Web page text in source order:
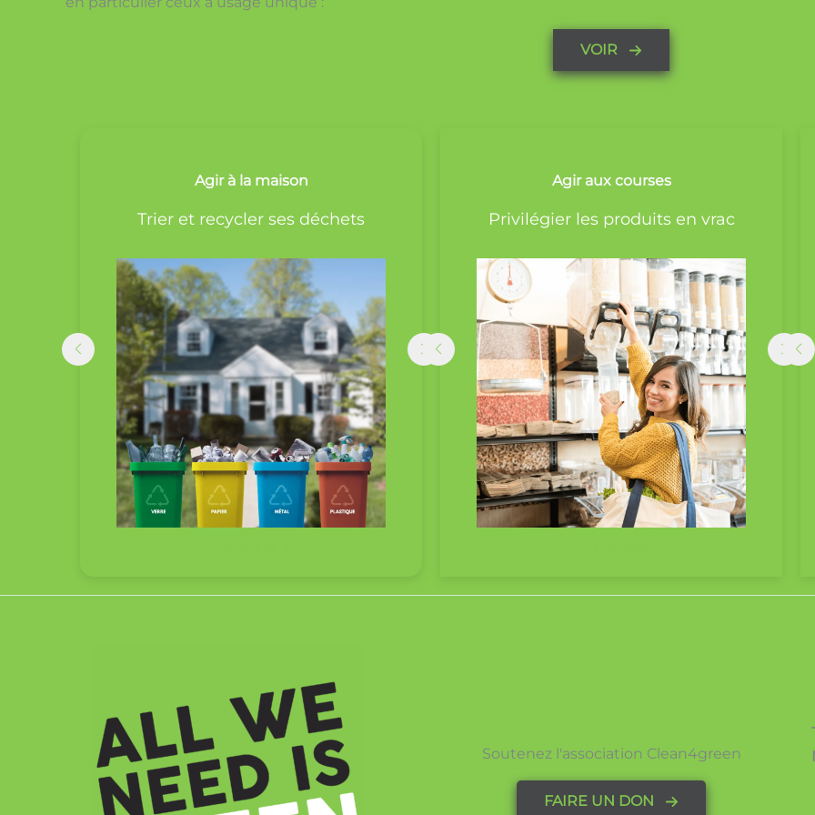
VOIR
Agir à la maison
Trier et recycler ses déchets
Agir à la maison
Fabriquer ses produits ménagers
quantités raisonnables
Agir aux courses
Privilégier les produits en vrac
bouteille en plastique
Soutenez l'association Clean4green
FAIRE UN DON